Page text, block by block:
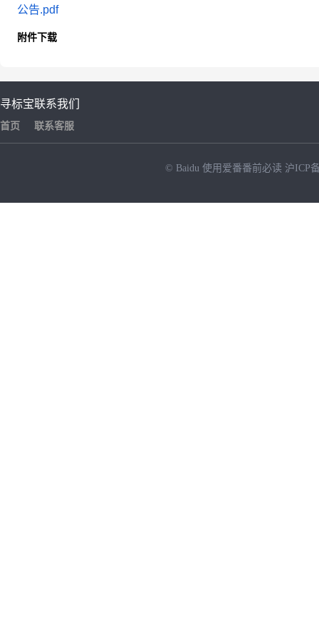
公告.pdf
附件下载
寻标宝
首页
联系我们
联系客服
© Baidu 使用爱番番前必读 沪ICP